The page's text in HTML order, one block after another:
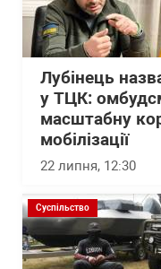
Лубінець
у ТЦК:
масштабну
мобілізації
22 липня, 12:30
Суспільство